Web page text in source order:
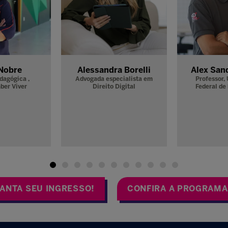
Borba
Sistema
Americo Amorim
Pesquisador Afiliado /
Fundador, New York
Ana
SEU INGRESSO! CONFIRA A